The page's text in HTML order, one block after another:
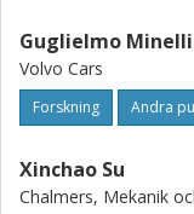
Guglielmo Minelli
Volvo Cars
Forskning Andra
Xinchao Su
Chalmers, Mekanik